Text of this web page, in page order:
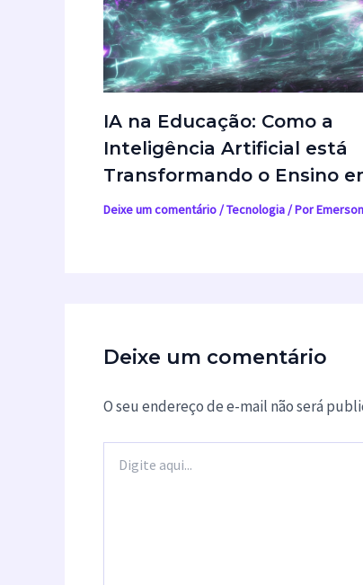
IA na Educação: Como a
Inteligência Artificial está
Transformando o Ensino
Deixe um comentário/Tecnologia/ PorEmerson
Deixe um comentário
O seu endereço de e-mail não será
aqui...